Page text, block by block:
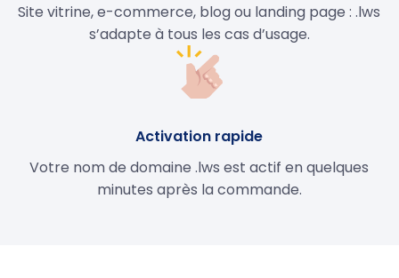
Site vitrine, e-commerce, blog ou landing page : .lws
s’adapte à tous les cas d’usage.
Activation rapide
Votre nom de domaine .lws est actif en quelques
minutes après la commande.